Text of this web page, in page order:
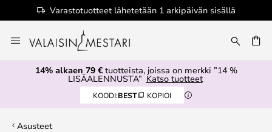
Varastotuotteet lähetetään 1 arkipäivän sisällä
to
Content
14% alkaen 79 €tuotteista, joissa on merkki ”14 %
LISÄALENNUSTA” Katso tuotteet
KOODI:BEST KOPIOI
Asusteet